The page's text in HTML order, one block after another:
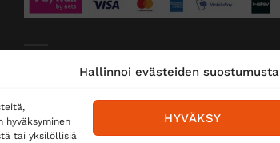
Hallinnoi evästeiden suostumusta
tai yksilöllisiä
HYVÄKSY
Toimitustavat
Matkahuolto